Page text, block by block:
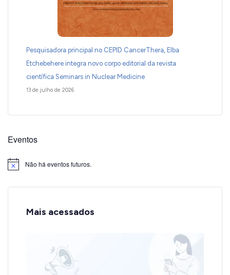
Pesquisadora principal no CEPID CancerThera, Elba
Etchebehere integra novo corpo editorial da revista
científica Seminars in Nuclear Medicine
13 de julho de 2026
Eventos
Notice Não há eventos futuros.
Mais acessados